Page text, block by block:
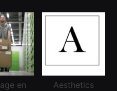
en
Aesthetics